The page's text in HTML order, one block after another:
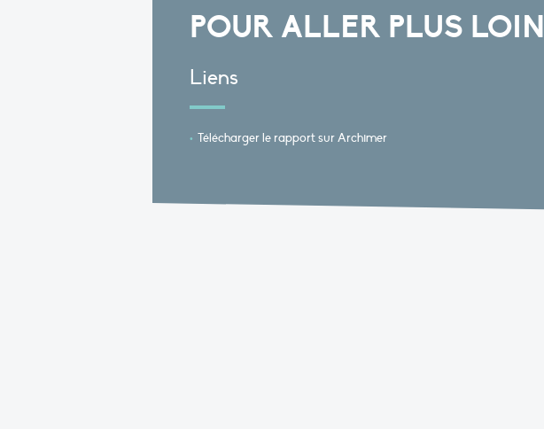
POUR ALLER PLUS LOIN
Liens
Télécharger le rapport sur Archimer